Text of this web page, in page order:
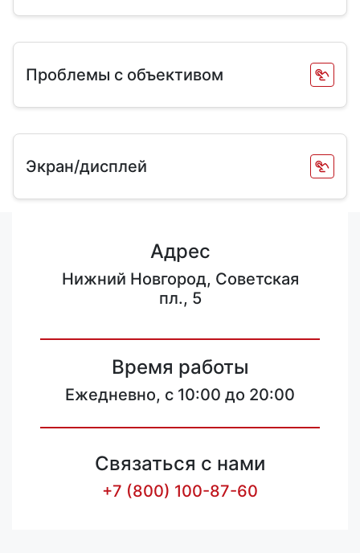
Проблемы с объективом
Экран/дисплей
Адрес
Нижний Новгород, Советская
пл., 5
Время работы
Ежедневно, с 10:00 до 20:00
Связаться с нами
+7 (800) 100-87-60